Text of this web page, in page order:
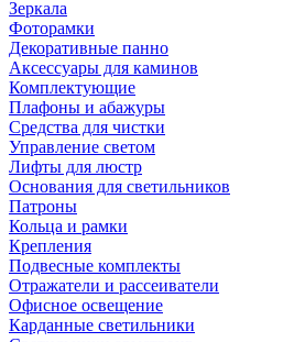
Зеркала
Фоторамки
Декоративные панно
Аксессуары для каминов
Комплектующие
Плафоны и абажуры
Средства для чистки
Управление светом
Лифты для люстр
Основания для светильников
Патроны
Кольца и рамки
Крепления
Подвесные комплекты
Отражатели и рассеиватели
Офисное освещение
Карданные светильники